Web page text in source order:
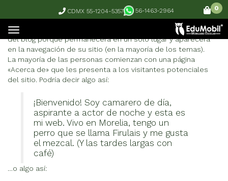
CDMX 55-1204-5357 56-1463-2964 0
Esta es una página de ejemplo. Es diferente a una entrada
del blog porque permanecerá en un solo lugar y aparecerá
en la navegación de su sitio (en la mayoría de los temas).
La mayoría de las personas comienzan con una página
«Acerca de» que les presenta a los visitantes potenciales
del sitio. Podría decir algo así:
¡Bienvenido! Soy camarero de día,
aspirante a actor de noche y esta es
mi web. Vivo en Morelia, tengo un
perro que se llama Firulais y me gusta
el mezcal. (Y las tardes largas con
café)
…o algo así: